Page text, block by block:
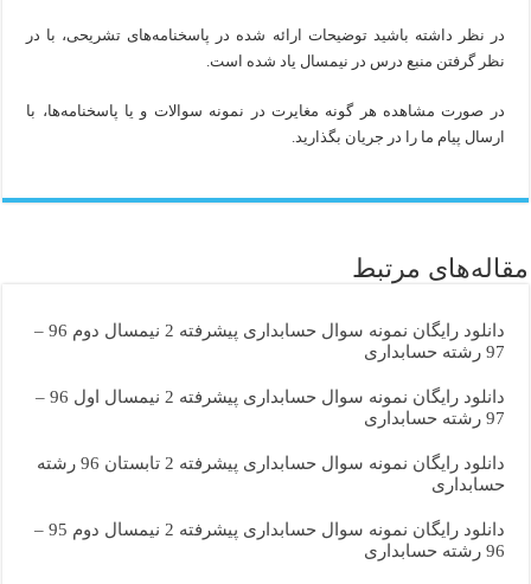
در نظر داشته باشید توضیحات ارائه شده در پاسخنامه‌های تشریحی، با در
نظر گرفتن منبع درس در نیمسال یاد شده است.
در صورت مشاهده هر گونه مغایرت در نمونه سوالات و یا پاسخنامه‌ها، با
ارسال پیام ما را در جریان بگذارید.
مقاله‌های مرتبط
دانلود رایگان نمونه سوال حسابداری پیشرفته 2 نیمسال دوم 96 –
97 رشته حسابداری
دانلود رایگان نمونه سوال حسابداری پیشرفته 2 نیمسال اول 96 –
97 رشته حسابداری
دانلود رایگان نمونه سوال حسابداری پیشرفته 2 تابستان 96 رشته
حسابداری
دانلود رایگان نمونه سوال حسابداری پیشرفته 2 نیمسال دوم 95 –
96 رشته حسابداری